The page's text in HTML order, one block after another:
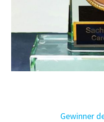
Gewinner